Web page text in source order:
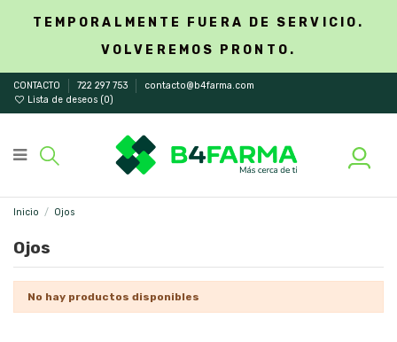
TEMPORALMENTE FUERA DE SERVICIO.
VOLVEREMOS PRONTO.
CONTACTO 722 297 753
contacto@b4farma.com
Lista de deseos (0)
Inicio Ojos
Ojos
No hay productos disponibles